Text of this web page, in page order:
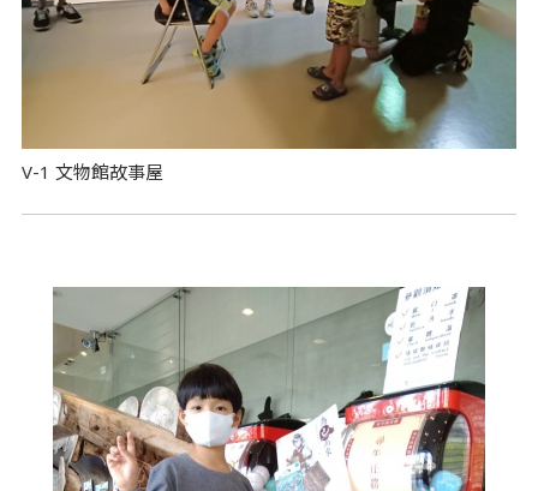
V-1 文物館故事屋